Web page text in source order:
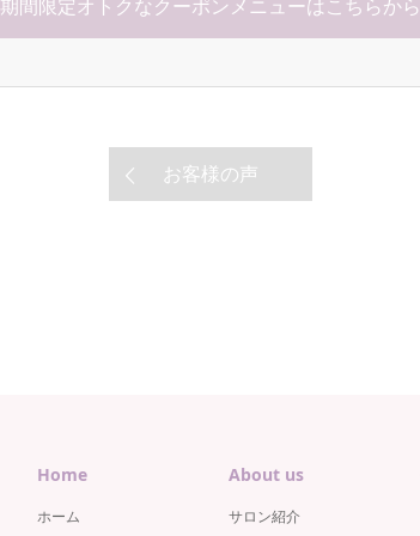
期間限定オトクなクーポンメニューはこちらから
お客様の声
Home
ホーム
About us
サロン紹介